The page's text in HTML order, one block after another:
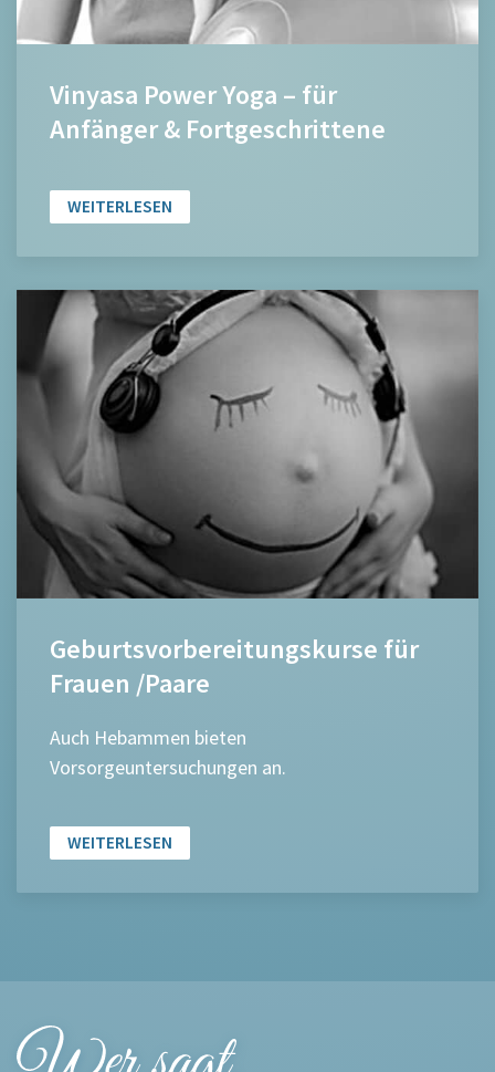
Vinyasa Power Yoga – für
Anfänger & Fortgeschrittene
WEITERLESEN
Geburtsvorbereitungskurse für
Frauen /Paare
Auch Hebammen bieten
Vorsorgeuntersuchungen an.
WEITERLESEN